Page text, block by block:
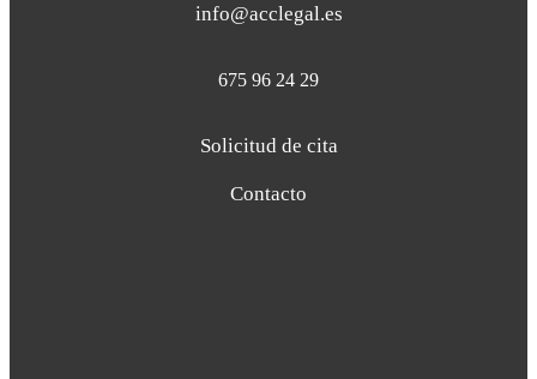
info@acclegal.es
675 96 24 29
Solicitud de cita
Contacto